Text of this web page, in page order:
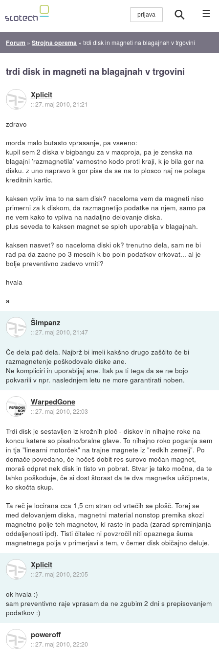
☰
Forum »Strojna oprema »trdi disk in magneti na blagajnah v trgovini
trdi disk in magneti na blagajnah v trgovini
Xplicit
::27. maj 2010, 21:21
zdravo
morda malo butasto vprasanje, pa vseeno:
kupil sem 2 diska v bigbangu za v macproja, pa je zenska na
blagajni 'razmagnetila' varnostno kodo proti kraji, k je bila gor na
disku. z uno napravo k gor pise da se na to plosco naj ne polaga
kreditnih kartic.
kaksen vpliv ima to na sam disk? naceloma vem da magneti niso
primerni za k diskom, da razmagnetijo podatke na njem, samo pa
ne vem kako to vpliva na nadaljno delovanje diska.
plus seveda to kaksen magnet se sploh uporablja v blagajnah.
kaksen nasvet? so naceloma diski ok? trenutno dela, sam ne bi
rad pa da zacne po 3 mescih k bo poln podatkov crkovat... al je
bolje preventivno zadevo vrniti?
hvala
a
Šimpanz
::27. maj 2010, 21:47
Če dela pač dela. Najbrž bi imeli kakšno drugo zaščito če bi
razmagnetenje poškodovalo diske ane.
Ne kompliciri in uporabljaj ane. Itak pa ti tega da se ne bojo
pokvarili v npr. naslednjem letu ne more garantirati noben.
WarpedGone
::27. maj 2010, 22:03
Trdi disk je sestavljen iz krožnih ploč - diskov in nihajne roke na
koncu katere so pisalno/bralne glave. To nihajno roko poganja sem
in tja "linearni motorček" na trajne magnete iz "redkih zemelj". Po
domače povedano, če hočeš dobit res surovo močan magnet,
moraš odpret nek disk in tisto vn pobrat. Stvar je tako močna, da te
lahko poškoduje, če si dost štorast da te dva magnetka uščipneta,
ko skočta skup.
Ta reč je locirana cca 1,5 cm stran od vrtečih se plošč. Torej se
med delovanjem diska, magnetni material nonstop premika skozi
magnetno polje teh magnetov, ki raste in pada (zarad spreminjanja
oddaljenosti ipd). Tisti čitalec ni povzročil niti opaznega šuma
magnetnega polja v primerjavi s tem, v čemer disk običajno deluje.
Xplicit
::27. maj 2010, 22:05
ok hvala :)
sam preventivno raje vprasam da ne zgubim 2 dni s prepisovanjem
podatkov :)
poweroff
::27. maj 2010, 22:20